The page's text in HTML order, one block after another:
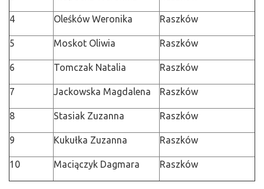
4 Oleśków Weronika Raszków
5 Moskot Oliwia Raszków
6 Tomczak Natalia Raszków
7 Jackowska Magdalena Raszków
8 Stasiak Zuzanna Raszków
9 Kukułka Zuzanna Raszków
10 Maciączyk Dagmara Raszków